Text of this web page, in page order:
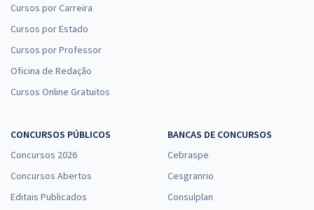
Cursos por Carreira
Cursos por Estado
Cursos por Professor
Oficina de Redação
Cursos Online Gratuitos
CONCURSOS PÚBLICOS
Concursos 2026
Concursos Abertos
Editais Publicados
BANCAS DE CONCURSOS
Cebraspe
Cesgranrio
Consulplan